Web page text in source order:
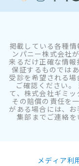
掲載している各種
ンパニー株式会社
来るだけ正確な情
保証するものでは
受診を希望される
ご確認ください
て、株式会社ギミ
その賠償の責任を
がある場合には、お
集部までご連絡を
メディア利